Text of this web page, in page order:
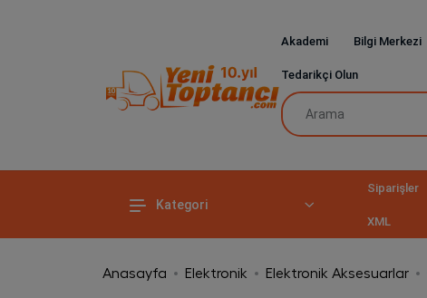
Akademi Bilgi Merkezi
Tedarikçi Olun
Kategori
Siparişler
XML
Anasayfa Elektronik Elektronik Aksesuarlar